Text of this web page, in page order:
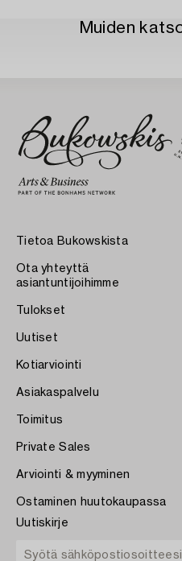
Muiden
Tietoa Bukowskista
Ota yhteyttä
asiantuntijoihimme
Tulokset
Uutiset
Kotiarviointi
Asiakaspalvelu
Toimitus
Private Sales
Arviointi & myyminen
Ostaminen huutokaupassa
Uutiskirje